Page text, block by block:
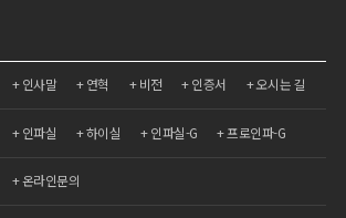
인사말 연혁 비전 인증서 오시는 길
인파실 하이실 인파실-G 프로인파-G
온라인문의